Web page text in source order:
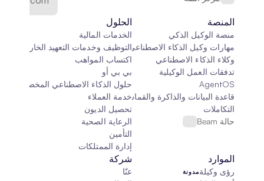
المنصة
منصة الوكيل الذكي
مهارات وكيل الذكاء الاصطناعي
وكلاء الذكاء الاصطناعي
تدفقات العمل الوكيلية
AgentOS
قاعدة البيانات والذاكرة والقماش
التكاملات
حالة Beam
الحلول
الخدمات المالية
التوظيف وخدمات التعهيد الخارجي
اكتساب المواهب
بي بي أو
حلول الذكاء الاصطناعي المخصصة
خدمة العملاء
تحصيل الديون
الرعاية الصحية
التأمين
إدارة الممتلكات
الموارد
رؤى وكيلةمدونة
شركة
عنّا